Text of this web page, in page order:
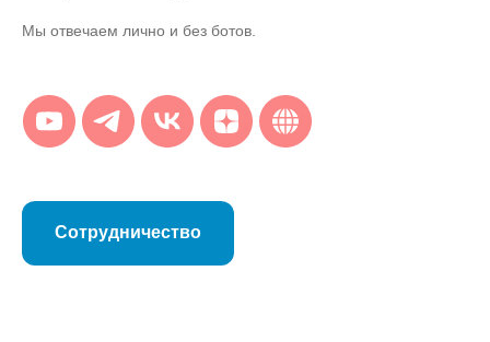
Мы отвечаем лично и без ботов.
Сотрудничество